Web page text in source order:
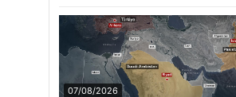
07/08/2026